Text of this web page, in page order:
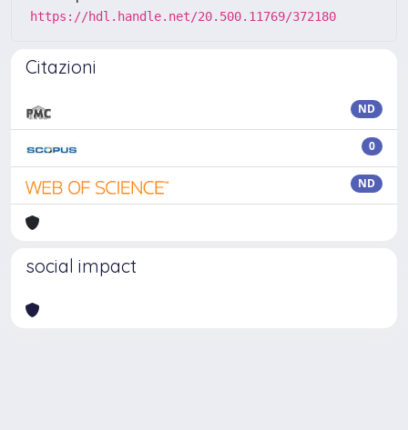
https://hdl.handle.net/20.500.11769/372180
Citazioni
ND
0
ND
social impact